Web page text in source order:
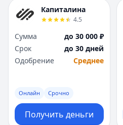
Капиталина
4.5
Сумма
до 30 000 ₽
Срок
до 30 дней
Одобрение
Среднее
Онлайн Срочно
Получить деньги